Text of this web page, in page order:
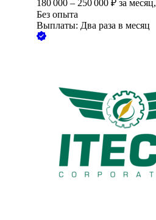
180 000 – 250 000 ₽ за месяц,
Без опыта
Выплаты: Два раза в месяц